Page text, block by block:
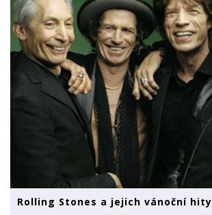
Rolling Stones a jejich vánoční hity